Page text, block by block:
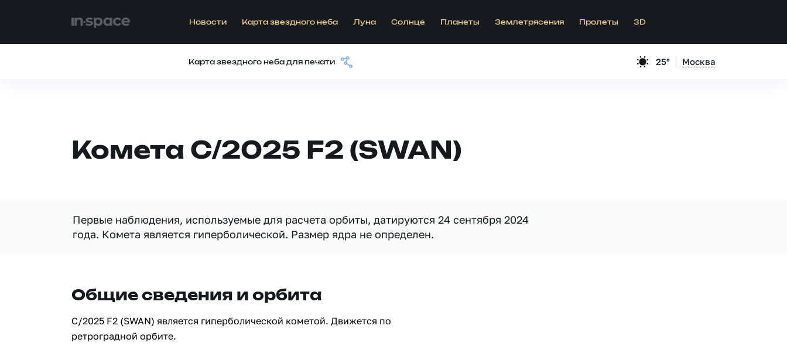
Новости Карта звездного неба Луна Солнце Планеты Землетрясения Пролеты 3D
Карта звездного неба для печати 25° Москва
Комета C/2025 F2 (SWAN)
Первые наблюдения, используемые для расчета орбиты, датируются 24 сентября 2024
года. Комета является гиперболической. Размер ядра не определен.
Общие сведения и орбита
C/2025 F2 (SWAN) является гиперболической кометой. Движется по
ретроградной орбите.